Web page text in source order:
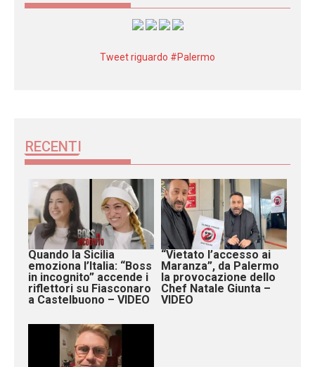
Tweet riguardo #Palermo
RECENTI
Quando la Sicilia
emoziona l’Italia: “Boss
in incognito” accende i
riflettori su Fiasconaro
a Castelbuono – VIDEO
“Vietato l’accesso ai
Maranza”, da Palermo
la provocazione dello
Chef Natale Giunta –
VIDEO